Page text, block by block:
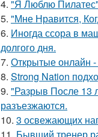
4. "Я Люблю
5. "Мне Нравится,
6. Иногда ссора в
долгого дня.
7. Открытые онлайн -
8. Strong Nation
9. "Разрыв После 13
разъезжаются.
10. 3 освежающих